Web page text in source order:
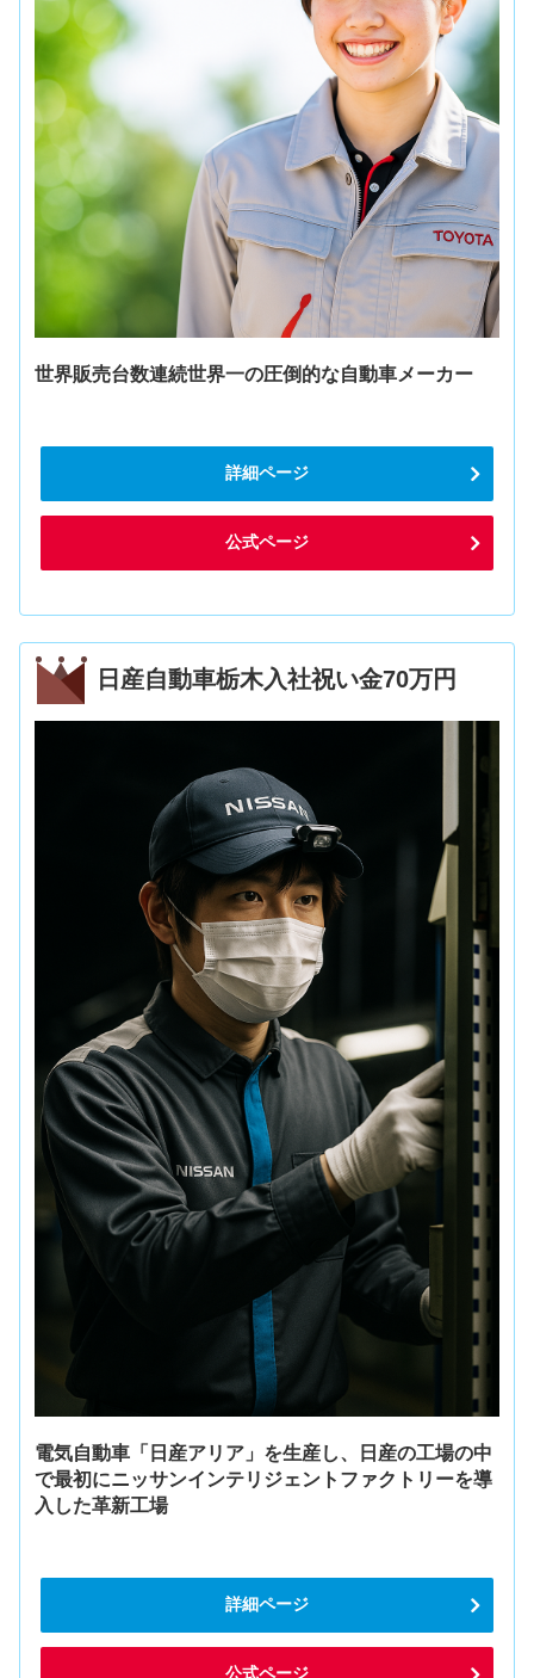
世界販売台数連続世界一の圧倒的な自動車メーカー
詳細ページ
公式ページ
日産自動車栃木入社祝い金70万円
電気自動車「日産アリア」を生産し、日産の工場の中
で最初にニッサンインテリジェントファクトリーを導
入した革新工場
詳細ページ
公式ページ